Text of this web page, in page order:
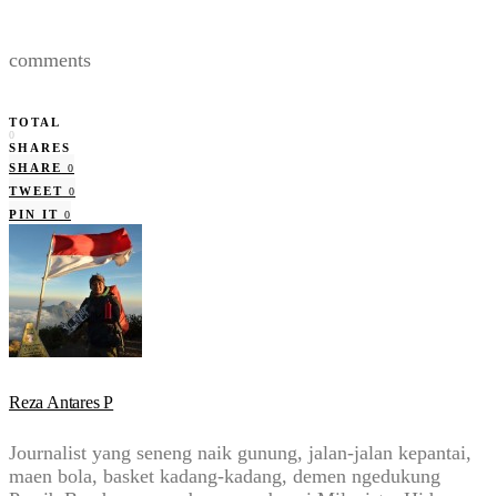
comments
TOTAL
0
SHARES
SHARE
0
TWEET 0
PIN IT 0
Reza Antares P
Journalist yang seneng naik gunung, jalan-jalan kepantai,
maen bola, basket kadang-kadang, demen ngedukung